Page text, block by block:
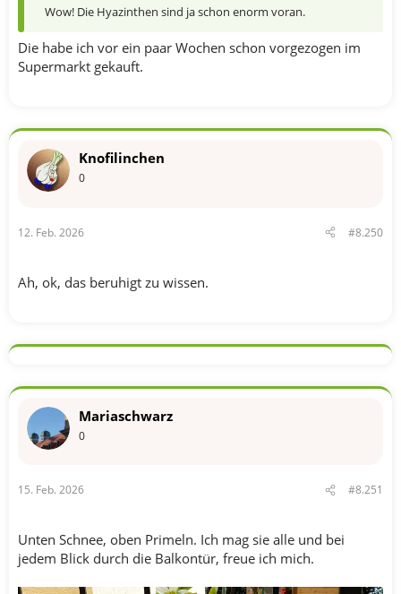
Wow! Die Hyazinthen sind ja schon enorm voran.
Die habe ich vor ein paar Wochen schon vorgezogen im
Supermarkt gekauft.
Knofilinchen
0
12. Feb. 2026 #8.250
Ah, ok, das beruhigt zu wissen.
Mariaschwarz
0
15. Feb. 2026 #8.251
Unten Schnee, oben Primeln. Ich mag sie alle und bei
jedem Blick durch die Balkontür, freue ich mich.